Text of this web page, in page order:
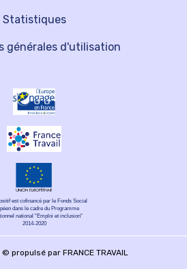
Statistiques
générales d'utilisation
est cofinancé par le Fonds Social
dans le cadre du Programme
national "Emploi et inclusion"
2014-2020
propulsé par FRANCE TRAVAIL